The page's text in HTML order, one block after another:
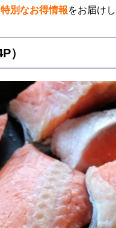
別なお得情報をお届け
）